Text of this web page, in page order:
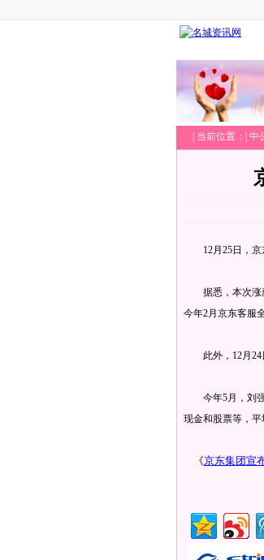
当前位置：| 中
12月25日，京
据悉，本次涨薪
今年2月京东客服
此外，12月24日
今年5月，刘强
现金和股票等，平
《京东集团宣